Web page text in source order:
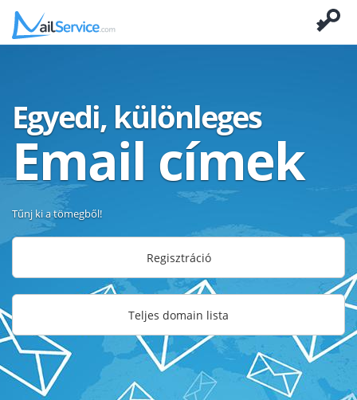
Egyedi, különleges
Email címek
Tűnj ki a tömegből!
Regisztráció
Teljes domain lista